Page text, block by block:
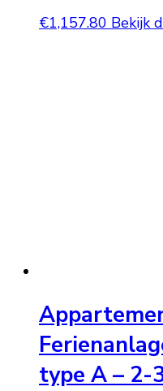
€1,157.80 Bekijk
type A – 2-